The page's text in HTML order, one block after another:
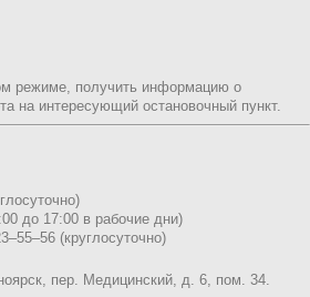
режиме, получить информацию о
на интересующий остановочный пункт.
до 17:00 в рабочие дни)
(круглосуточно)
пер. Медицинский, д. 6, пом. 34.